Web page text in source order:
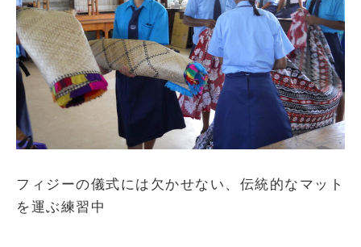
フィジーの儀式には欠かせない、伝統的なマット
を運ぶ練習中